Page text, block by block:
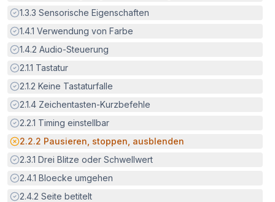
Erfüllt:
1.3.3 Sensorische Eigenschaften
Erfüllt:
1.4.1 Verwendung von Farbe
Erfüllt:
1.4.2 Audio-Steuerung
Erfüllt:
2.1.1 Tastatur
Erfüllt:
2.1.2 Keine Tastaturfalle
Erfüllt:
2.1.4 Zeichentasten-Kurzbefehle
Erfüllt:
2.2.1 Timing einstellbar
Potenzielle Barriere:
2.2.2 Pausieren, stoppen, ausblenden
Erfüllt:
2.3.1 Drei Blitze oder Schwellwert
Erfüllt:
2.4.1 Bloecke umgehen
Erfüllt:
2.4.2 Seite betitelt